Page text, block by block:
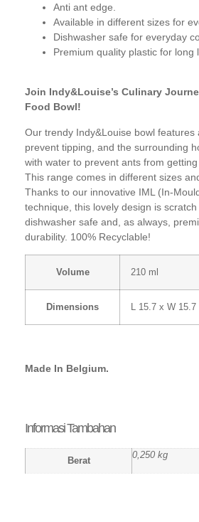
Anti ant edge.
Available in different sizes for
Dishwasher safe for everyday
Premium quality plastic for long
Join Indy&Louise’s Culinary
Food Bowl!
Our trendy Indy&Louise bowl features
prevent tipping, and the surrounding
with water to prevent ants from getting
This range comes in different sizes
Thanks to our innovative IML (In-
technique, this lovely design is
dishwasher safe and, as always,
durability. 100% Recyclable!
Volume 210 ml
Dimensions L 15.7 x W
Made In Belgium.
Informasi Tambahan
Berat
0,250 kg